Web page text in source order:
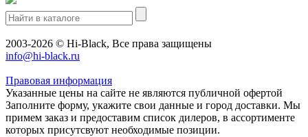
2003-2026 © Hi-Black, Все права защищены
info@hi-black.ru
Правовая информация
Указанные цены на сайте не являются публичной офертой
Заполните форму, укажите свои данные и город доставки. Мы
примем заказ и предоставим список дилеров, в ассортименте
которых присутсвуют необходимые позиции.